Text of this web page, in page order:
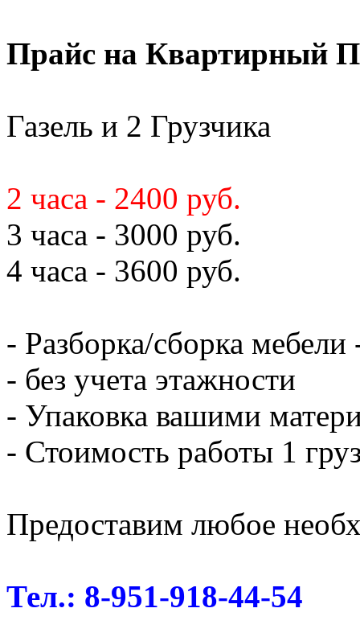
Прайс на Квартирный
Газель и 2 Грузчика
2 часа - 2400 руб.
3 часа - 3000 руб.
4 часа - 3600 руб.
- Разборка/сборка мебели
- без учета этажности
- Упаковка вашими
- Стоимость работы 1
Предоставим любое
Тел.: 8-951-918-44-54